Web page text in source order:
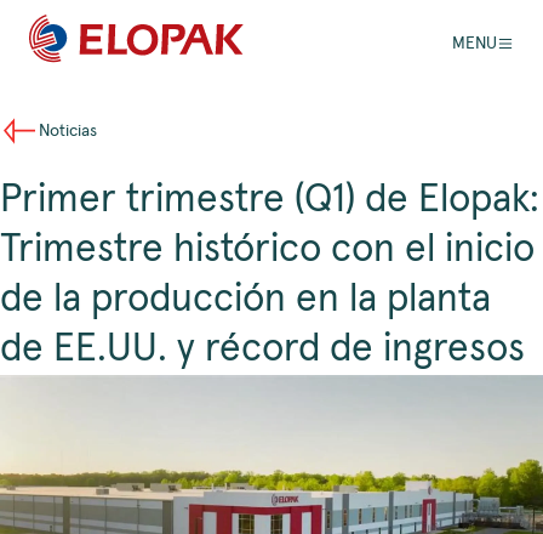
MENU
Noticias
Primer trimestre (Q1) de Elopak:
Trimestre histórico con el inicio
de la producción en la planta
de EE.UU. y récord de ingresos